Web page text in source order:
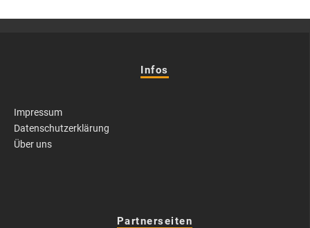
Infos
Impressum
Datenschutzerklärung
Über uns
Partnerseiten